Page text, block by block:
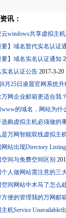
讯：
云windows共享虚拟主
要】域名暂代实名认证
要】域名实名认证通知
实名认证公告 2017-3-20
8月25日凌晨官网系统升
万网企业邮箱更适合我？
www的域名，网站为什
选购虚拟主机必须做的
是万网智能双线虚拟主
站出现Directory
空间与免费空间区别
个人做网站需注意的三
空间网站中木马了怎么
方便的管理我的万网邮
机Service Unavailable